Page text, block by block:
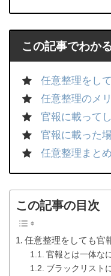
この記事でわか
任意整理をし
任意整理のメ
官報に載って
官報に載った
任意整理まとめ
この記事の目次
任意整理をしても官
官報とは一体な
ブラックリスト